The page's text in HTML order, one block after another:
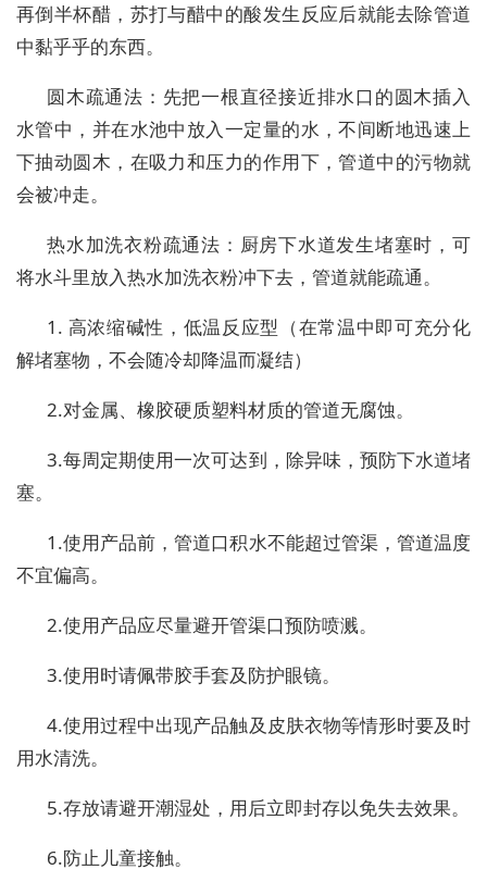
再倒半杯醋，苏打与醋中的酸发生反应后就能去除管道
中黏乎乎的东西。
圆木疏通法：先把一根直径接近排水口的圆木插入
水管中，并在水池中放入一定量的水，不间断地迅速上
下抽动圆木，在吸力和压力的作用下，管道中的污物就
会被冲走。
热水加洗衣粉疏通法：厨房下水道发生堵塞时，可
将水斗里放入热水加洗衣粉冲下去，管道就能疏通。
1. 高浓缩碱性，低温反应型（在常温中即可充分化
解堵塞物，不会随冷却降温而凝结）
2.对金属、橡胶硬质塑料材质的管道无腐蚀。
3.每周定期使用一次可达到，除异味，预防下水道堵
塞。
1.使用产品前，管道口积水不能超过管渠，管道温度
不宜偏高。
2.使用产品应尽量避开管渠口预防喷溅。
3.使用时请佩带胶手套及防护眼镜。
4.使用过程中出现产品触及皮肤衣物等情形时要及时
用水清洗。
5.存放请避开潮湿处，用后立即封存以免失去效果。
6.防止儿童接触。